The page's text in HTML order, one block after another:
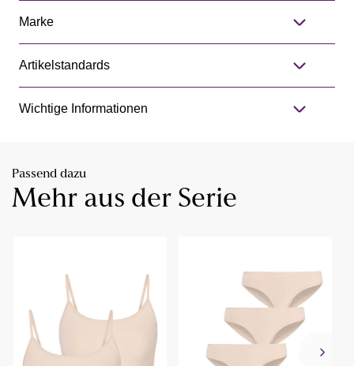
Marke
Artikelstandards
Wichtige Informationen
Passend dazu
Mehr aus der Serie